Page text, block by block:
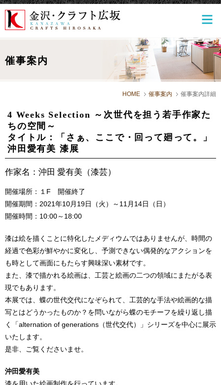
催事案内
HOME 催事案内 催事案内詳細
4 Weeks Selection ～次世代を担う若手作家た
ちの空間～
タイトル：「さぁ、ここで・回って廻って。」
沖田愛有美 漆展
作家名：沖田 愛有美（漆芸）
開催場所：１F 開催終了
開催期間：2021年10月19日（火）～11月14日（日）
開催時間：10:00～18:00
漆は絵を描くことに特化したメディウムではありませんが、時間の
経過で色彩が鮮やかに変化し、予測できない偶発的なアクションを
も時として画面にもたらす興味深い素材です。
また、漆で描かれる絵画は、工芸と絵画の二つの領域にまたがる表
現でもあります。
本展では、蝶の世代交代になぞられて、工芸的な手法や絵画的な描
写とはどうかったものか？を問いながら蝶のモチーフを繰り返し描
く「alternation of generations（世代交代）」シリーズを中心に展示
いたします。
是非、ご覧くださいませ。
沖田愛有美